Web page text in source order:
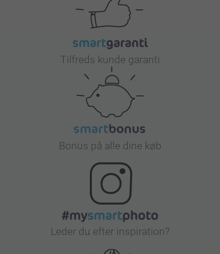
Tilfreds kunde garanti
Bonus på alle dine køb
Leder du efter inspiration?